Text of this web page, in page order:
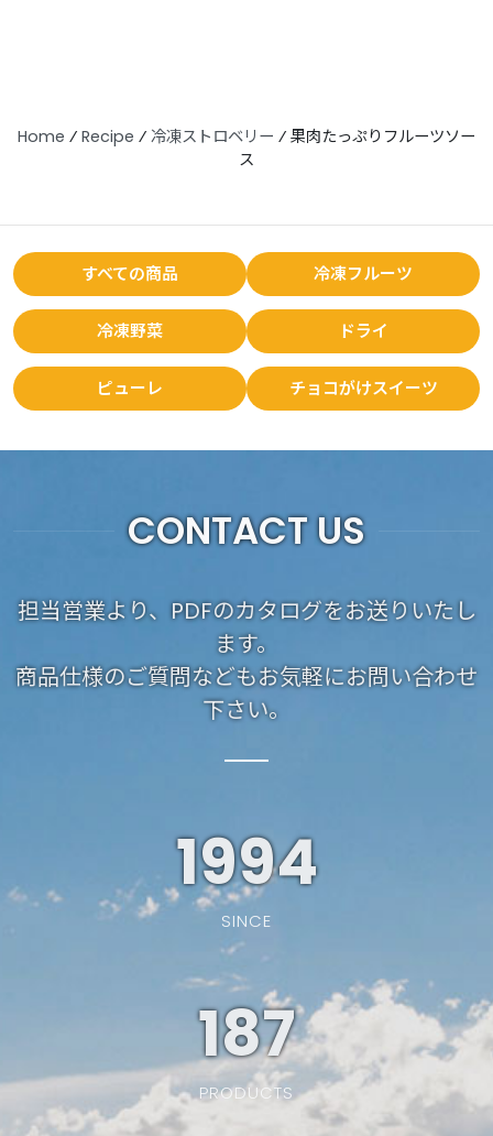
Home ⁄ Recipe ⁄ 冷凍ストロベリー ⁄ 果肉たっぷりフルーツソー
ス
すべての商品 冷凍フルーツ
冷凍野菜 ドライ
ピューレ チョコがけスイーツ
CONTACT US
担当営業より、PDFのカタログをお送りいたし
ます。
商品仕様のご質問などもお気軽にお問い合わせ
下さい。
1994
SINCE
187
PRODUCTS